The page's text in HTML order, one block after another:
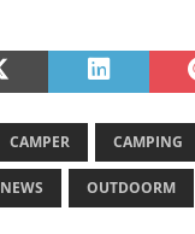
CAMPER CAMPING
NEWS OUTDOORM